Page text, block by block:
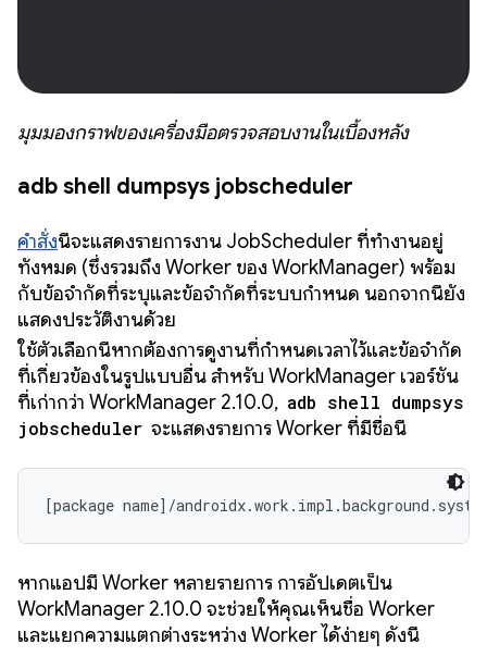
มุมมองกราฟของเครื่องมือตรวจสอบงานในเบื้องหลัง
adb shell dumpsys jobscheduler
คำสั่งนี้จะแสดงรายการงาน JobScheduler ที่ทำงานอยู่
ทั้งหมด (ซึ่งรวมถึง Worker ของ WorkManager) พร้อม
กับข้อจำกัดที่ระบุและข้อจำกัดที่ระบบกำหนด นอกจากนี้ยัง
แสดงประวัติงานด้วย
ใช้ตัวเลือกนี้หากต้องการดูงานที่กำหนดเวลาไว้และข้อจำกัด
ที่เกี่ยวข้องในรูปแบบอื่น สำหรับ WorkManager เวอร์ชัน
ที่เก่ากว่า WorkManager 2.10.0, adb shell dumpsys
jobscheduler จะแสดงรายการ Worker ที่มีชื่อนี้
[package name]/
หากแอปมี Worker หลายรายการ การอัปเดตเป็น
WorkManager 2.10.0 จะช่วยให้คุณเห็นชื่อ Worker
และแยกความแตกต่างระหว่าง Worker ได้ง่ายๆ ดังนี้